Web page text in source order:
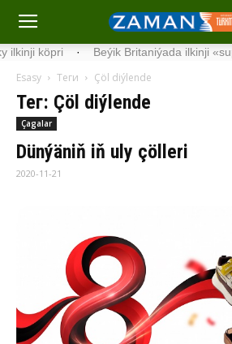
köp­ri · Beýik Britaniýada ilkinji
Esasy Теги Çöl diý­len­de
Тег: Çöl diý­len­de
Çagalar
Dün­ýä­niň iň uly çöl­le­ri
2020-11-21